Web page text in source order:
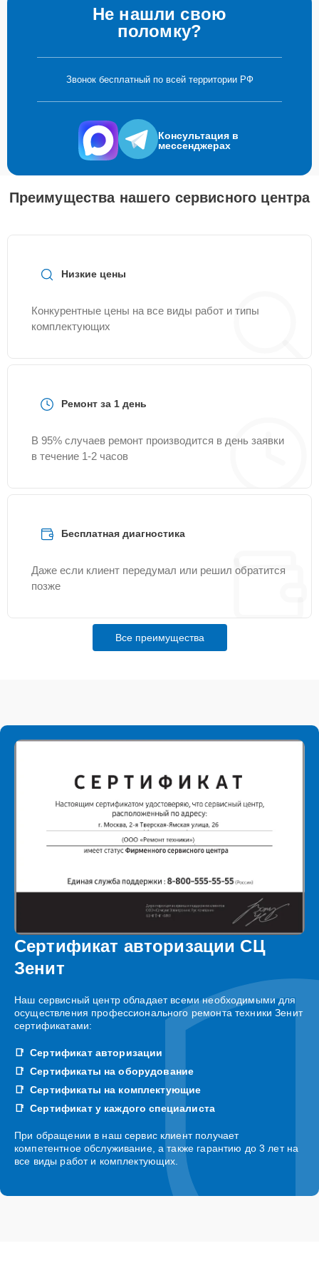
Не нашли свою
поломку?
Звонок бесплатный по всей территории РФ
Консультация в
мессенджерах
Преимущества нашего сервисного центра
Низкие цены
Конкурентные цены на все виды работ и типы
комплектующих
Ремонт за 1 день
В 95% случаев ремонт производится в день заявки
в течение 1-2 часов
Бесплатная диагностика
Даже если клиент передумал или решил обратится
позже
Все преимущества
Сертификат авторизации СЦ
Зенит
Наш сервисный центр обладает всеми необходимыми для
осуществления профессионального ремонта техники Зенит
сертификатами:
Сертификат авторизации
Сертификаты на оборудование
Сертификаты на комплектующие
Сертификат у каждого специалиста
При обращении в наш сервис клиент получает
компетентное обслуживание, а также гарантию до 3 лет на
все виды работ и комплектующих.